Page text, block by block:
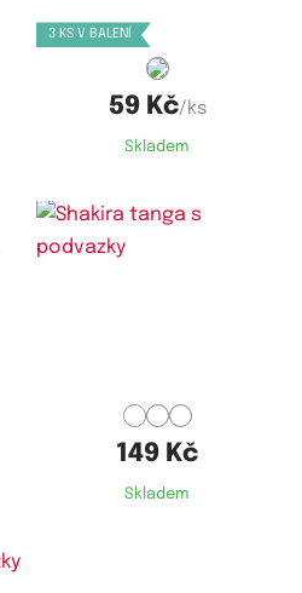
3 KS V BALENÍ
59 Kč/ks
Skladem
149 Kč
Skladem